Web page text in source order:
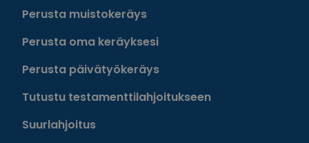
Perusta muistokeräys
Perusta oma keräyksesi
Perusta päivätyökeräys
Tutustu testamenttilahjoitukseen
Suurlahjoitus